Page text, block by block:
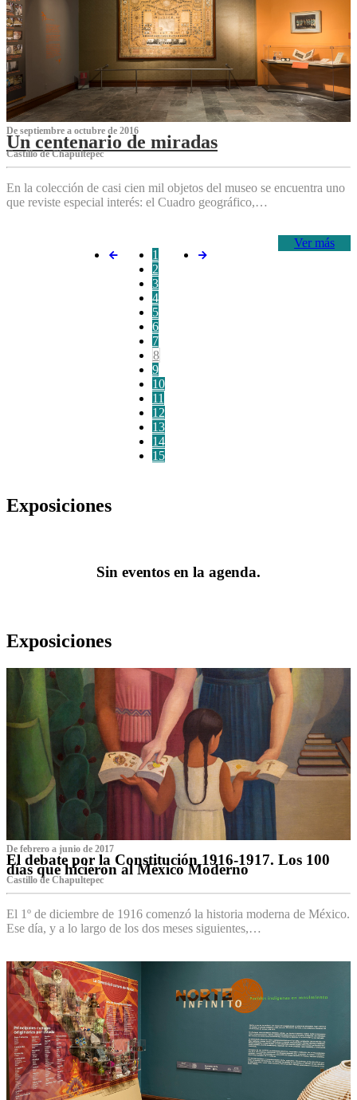
De septiembre a octubre de 2016
Un centenario de miradas
Castillo de Chapultepec
En la colección de casi cien mil objetos del museo se encuentra uno
que reviste especial interés: el Cuadro geográfico,…
Ver más
1
2
3
4
5
6
7
8
9
10
11
12
13
14
15
Exposiciones
Sin eventos en la agenda.
Exposiciones
De febrero a junio de 2017
El debate por la Constitución 1916-1917. Los 100
días que hicieron al México Moderno
Castillo de Chapultepec
El 1º de diciembre de 1916 comenzó la historia moderna de México.
Ese día, y a lo largo de los dos meses siguientes,…